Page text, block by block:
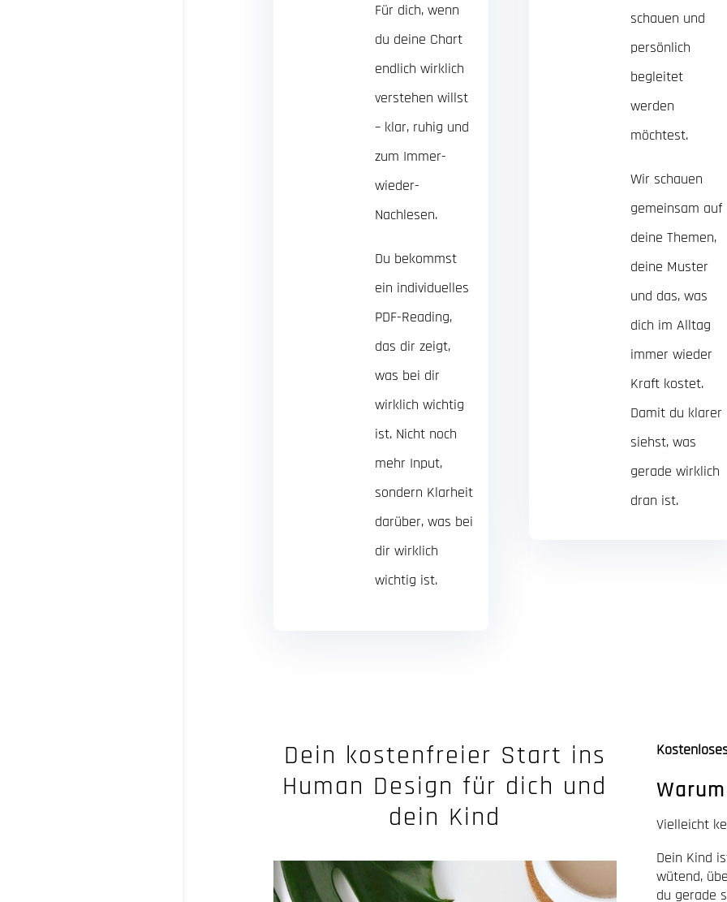
Für dich, wenn
du deine Chart
endlich wirklich
verstehen willst
– klar, ruhig und
zum Immer-
wieder-
Nachlesen.
Du bekommst
ein individuelles
PDF-Reading,
das dir zeigt,
was bei dir
wirklich wichtig
ist. Nicht noch
mehr Input,
sondern Klarheit
darüber, was bei
dir wirklich
wichtig ist.
schauen und
persönlich
begleitet
werden
möchtest.
Wir schauen
gemeinsam auf
deine Themen,
deine Muster
und das, was
dich im Alltag
immer wieder
Kraft kostet.
Damit du klarer
siehst, was
gerade wirklich
dran ist.
Dein kostenfreier Start ins
Human Design für dich und
dein Kind
Vielleicht
Dein Kind
wütend,
du gerade